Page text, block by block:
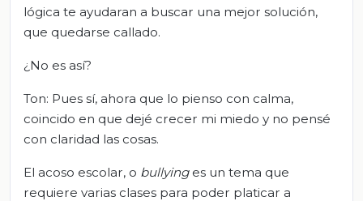
lógica te ayudaran a buscar una mejor solución,
que quedarse callado.
¿No es así?
Ton: Pues sí, ahora que lo pienso con calma,
coincido en que dejé crecer mi miedo y no pensé
con claridad las cosas.
El acoso escolar, o bullyinges un tema que
requiere varias clases para poder platicar a